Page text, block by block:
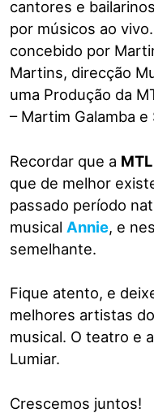
cantores e
por músicos ao
concebido por
Martins, direcção
uma Produção da
– Martim Galamba e
Recordar que a MTL
que de melhor
passado período
musical Annie, e
semelhante.
Fique atento, e
melhores artistas
musical. O teatro e
Lumiar.
Crescemos juntos!